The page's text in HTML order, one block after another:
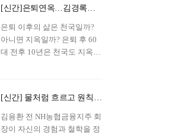
[신간]은퇴연옥…김경록의 은퇴 후 삶의 나침반
은퇴 이후의 삶은 천국일까?
아니면 지옥일까? 은퇴 후 60
대 전후 10년은 천국도 지옥도
은퇴 설계를 가이드해 온 김경
록 옵투스자산운용의 고문이
신간 『은퇴연옥』을 내놓았
[신간] 물처럼 흐르고 원칙으로 서다…김용환의 통찰을 담다
김용환 전 NH농협금융지주 회
장이 자신의 경험과 철학을 정